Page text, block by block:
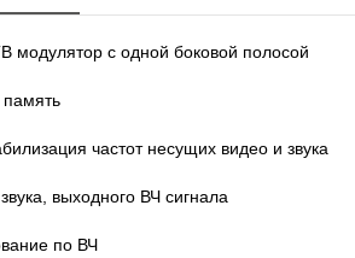
модулятор с одной боковой полосой
частот несущих видео и звука
выходного ВЧ сигнала
по ВЧ